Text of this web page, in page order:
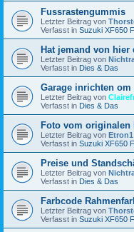
Fussrastengummis
Letzter Beitrag von
Verfasst in Suzuki XF650
Hat jemand von hier
Letzter Beitrag von
Verfasst in Dies & Das
Garage inrichten
Letzter Beitrag von
Verfasst in Dies & Das
Foto vom originalen
Letzter Beitrag von Etron1
Verfasst in Suzuki XF650
Preise und
Letzter Beitrag von
Verfasst in Dies & Das
Farbcode
Letzter Beitrag von
Verfasst in Suzuki XF650